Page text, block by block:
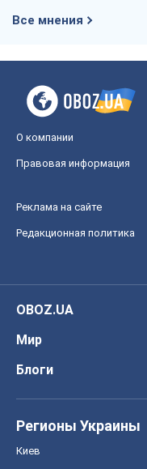
Все мнения
О компании
Правовая информация
Реклама на сайте
Редакционная политика
OBOZ.UA
Мир
Блоги
Регионы Украины
Киев